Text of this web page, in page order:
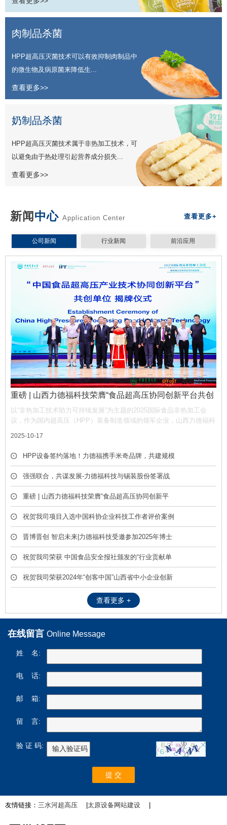
肉制品杀菌
HPP超高压灭菌技术可以有效抑制肉制品中
的微生物及病原菌来降低生...
查看更多>>
奶制品杀菌
HPP超高压灭菌技术属于非热加工技术，可
以避免由于热处理引起营养成分损失...
查看更多>>
新闻中心 Application Center 查看更多+
公司新闻 行业新闻 前沿应用
重磅 | 山西力德福科技荣膺“食品超高压协同创新平台共创
单位”，携手产业链共筑非热加工新生态
以“非热加工技术助力可持续发展”为主题的2025国际食品非热加工会
议，作为国内超高压（HPP）装备制造领域的领军企业，山西力德福科
号，彰显了公司在推动超高压技术产业化中的核心作用。
2025-10-17
HPP设备签约落地！力德福携手米奇品牌，共建规模
化冷榨饮品产线
强强联合，共谋发展-力德福科技与锡装股份签署战
略合作框架协议
重磅 | 山西力德福科技荣膺“食品超高压协同创新平
台共创单位”，携手产业链共筑非热加工新生态
祝贺我司项目入选中国科协企业科技工作者评价案例
库
晋博晋创 智启未来|力德福科技受邀参加2025年博士
后创新创业成果展
祝贺我司荣获 中国食品安全报社颁发的“行业贡献单
位” 荣誉称号
祝贺我司荣获2024年“创客中国”山西省中小企业创新
查看更多 +
在线留言 Online Message
姓 名:
电 话:
邮 箱:
留 言:
验 证 码:
友情链接： 三水河超高压 |太原设备网站建设 |